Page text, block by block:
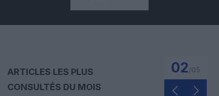
ARTICLES LES PLUS
CONSULTÉS DU MOIS
02